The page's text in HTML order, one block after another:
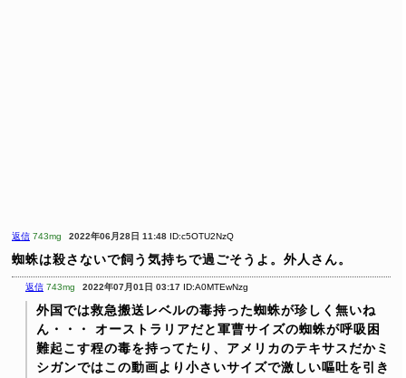
返信 743mg 2022年06月28日 11:48 ID:c5OTU2NzQ
蜘蛛は殺さないで飼う気持ちで過ごそうよ。外人さん。
返信 743mg 2022年07月01日 03:17 ID:A0MTEwNzg
外国では救急搬送レベルの毒持った蜘蛛が珍しく無いね
ん・・・
オーストラリアだと軍曹サイズの蜘蛛が呼吸困
難起こす程の毒を持ってたり、アメリカのテキサスだかミ
シガンではこの動画より小さいサイズで激しい嘔吐を引き